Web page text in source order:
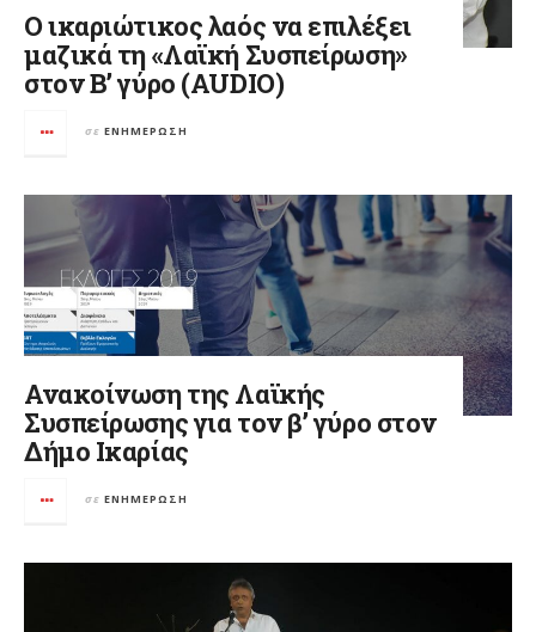
Ο ικαριώτικος λαός να επιλέξει
μαζικά τη «Λαϊκή Συσπείρωση»
στον Β’ γύρο (AUDIO)
σε ΕΝΗΜΈΡΩΣΗ
Ανακοίνωση της Λαϊκής
Συσπείρωσης για τον β’ γύρο στον
Δήμο Ικαρίας
σε ΕΝΗΜΈΡΩΣΗ